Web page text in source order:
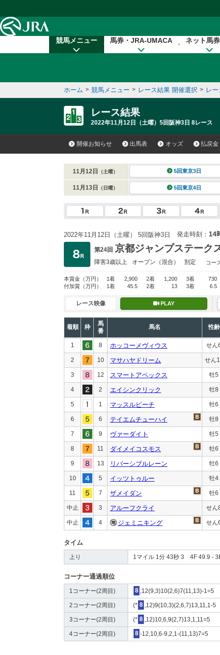
競馬メニュー 馬券・JRA-UMACA ネット馬
ホーム > 競馬メニュー > レース結果 開催選択 > レ
レース結果
2022年11月12日（土曜）5回阪神3日 8レース
開催お知らせ 出馬表 オッズ 払戻金
11月12日 （土曜） 5回東京3日
11月13日 （日曜） 5回東京4日
2022年11月12日（土曜） 5回阪神3日 発走時刻： 14
第24回 京都ジャンプステーク
障害3歳以上 オープン （混合） 別定 コー
本賞金 （万円） 1着 2,900 2着 1,200 3着
730
付加賞 （万円） 1着 45.5 2着 13 3着 6.5
レース映像 PLAY
着順 枠
馬
番
馬名 性齢
1 8 ホッコーメヴィウス せん
2 10 マサハヤドリーム せん
3 12 スマートアペックス 牡5
4 2 エイシンクリック 牡8
5 1 マッスルビーチ 牡6
6 6 テイエムチューハイ 牡8
7 9 ヴァーダイト 牡5
8 11 ダイメイコスモス 牡6
9 13 リバーシブルレーン 牡6
10 5 イッツトゥルー 牡4
11 7 ザメイダン 牡6
中止 3 アルーフクライ せん
中止 4 ジェミニキング せん
タイム
上り 1マイル 1分 43秒 3 4F 49.9 -
コーナー通過順位
1コーナー(2周目) 8 ,12(9,3)10(2,6)7(11,13)-1=5
2コーナー(2周目) (* 8 ,12)9(10,3)(2,6,7)13,11,1-5
3コーナー(2周目) (* 8 ,12)10,6,9(2,7)13,1,11=5
4コーナー(2周目) 8 -12,10,6-9,2,1-(11,13)7=5